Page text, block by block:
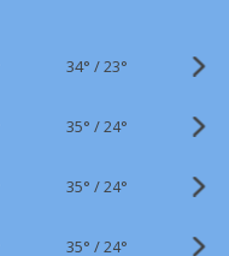
34° /23°
35° /24°
35° /24°
35° /24°